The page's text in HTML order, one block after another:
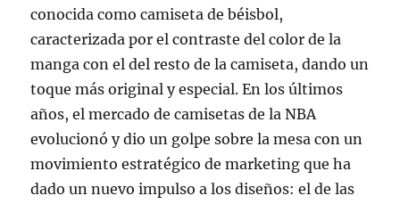
conocida como camiseta de béisbol,
caracterizada por el contraste del color de la
manga con el del resto de la camiseta, dando un
toque más original y especial. En los últimos
años, el mercado de camisetas de la NBA
evolucionó y dio un golpe sobre la mesa con un
movimiento estratégico de marketing que ha
dado un nuevo impulso a los diseños: el de las